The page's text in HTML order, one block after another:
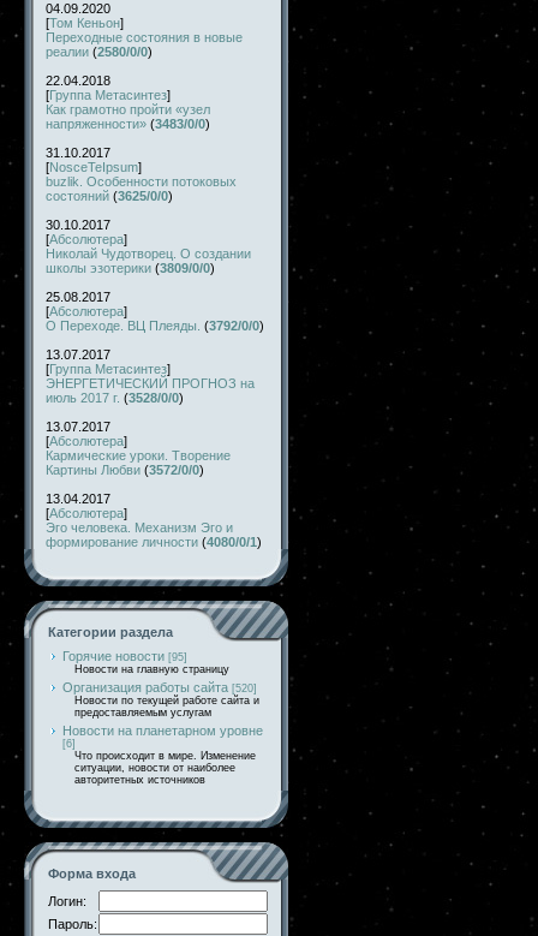
04.09.2020
[Том Кеньон]
Переходные состояния в новые
реалии (2580/0/0)
22.04.2018
[Группа Метасинтез]
Как грамотно пройти «узел
напряженности» (3483/0/0)
31.10.2017
[NosceTeIpsum]
buzlik. Особенности потоковых
состояний (3625/0/0)
30.10.2017
[Абсолютера]
Николай Чудотворец. О создании
школы эзотерики (3809/0/0)
25.08.2017
[Абсолютера]
О Переходе. ВЦ Плеяды. (3792/0/0)
13.07.2017
[Группа Метасинтез]
ЭНЕРГЕТИЧЕСКИЙ ПРОГНОЗ на
июль 2017 г. (3528/0/0)
13.07.2017
[Абсолютера]
Кармические уроки. Творение
Картины Любви (3572/0/0)
13.04.2017
[Абсолютера]
Эго человека. Механизм Эго и
формирование личности (4080/0/1)
Категории раздела
Горячие новости [95]
Новости на главную страницу
Организация работы сайта [520]
Новости по текущей работе сайта и
предоставляемым услугам
Новости на планетарном уровне
[6]
Что происходит в мире. Изменение
ситуации, новости от наиболее
авторитетных источников
Форма входа
Логин:
Пароль: